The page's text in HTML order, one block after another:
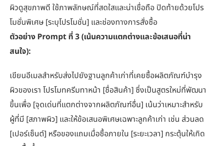
ผิวดูสุขภาพดี ใช้ภาพลักษณ์ที่สดใสและน่าเชื่อถือ ปิดท้ายด้วยโปร
โมชั่นพิเศษ [ระบุโปรโมชั่น] และช่องทางการสั่งซื้อ
ตัวอย่าง Prompt ที่ 3 (เน้นความแตกต่างและข้อเสนอที่น่า
สนใจ):
เขียนอีเมลสำหรับส่งไปยังฐานลูกค้าเก่าที่เคยซื้อผลิตภัณฑ์บำรุง
ผิวของเรา โปรโมทครีมทาหน้า [ชื่อสินค้า] ซึ่งเป็นสูตรใหม่ที่พัฒนา
ขึ้นเพื่อ [จุดเด่นที่แตกต่างจากผลิตภัณฑ์อื่น] เน้นว่าเหมาะสำหรับ
ผู้ที่มี [สภาพผิว] และให้ข้อเสนอพิเศษเฉพาะลูกค้าเก่า เช่น ส่วนลด
[เปอร์เซ็นต์] หรือของแถมเมื่อซื้อภายใน [ระยะเวลา] กระตุ้นให้เกิด